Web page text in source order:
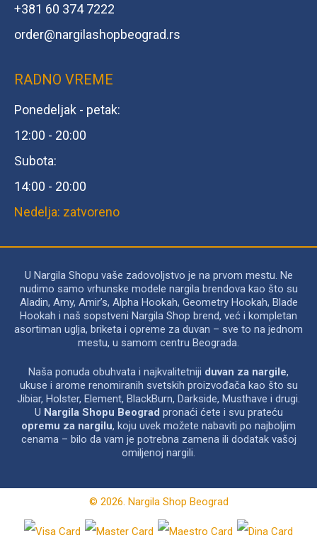
+381 60 374 7222
order@nargilashopbeograd.rs
RADNO VREME
Ponedeljak - petak:
12:00 - 20:00
Subota:
14:00 - 20:00
Nedelja: zatvoreno
U Nargila Shopu vaše zadovoljstvo je na prvom mestu. Ne
nudimo samo vrhunske modele nargila brendova kao što su
Aladin, Amy, Amir’s, Alpha Hookah, Geometry Hookah, Blade
Hookah i naš sopstveni Nargila Shop brend, već i kompletan
asortiman uglja, briketa i opreme za duvan – sve to na jednom
mestu, u samom centru Beograda.
Naša ponuda obuhvata i najkvalitetniji duvan za nargile,
ukuse i arome renomiranih svetskih proizvođača kao što su
Jibiar, Holster, Element, BlackBurn, Darkside, Musthave i drugi.
U Nargila Shopu Beograd pronaći ćete i svu prateću
opremu za nargilu, koju uvek možete nabaviti po najboljim
cenama – bilo da vam je potrebna zamena ili dodatak vašoj
omiljenoj nargili.
© 2026. Nargila Shop Beograd